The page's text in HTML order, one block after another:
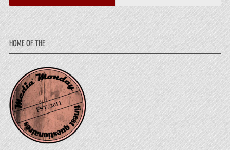
HOME OF THE